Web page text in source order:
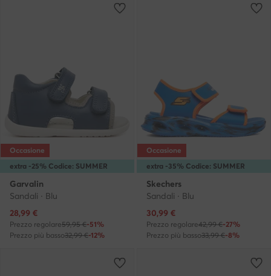
extra -25% Codice: SUMMER
Occasione
Garvalin
Sandali · Blu
Prezzo attuale
28,99 €
Prezzo regolare59,95 €-51%
Prezzo più basso32,99 €-12%
extra -35% Codice: SUMMER
Occasione
Skechers
Sandali · Blu
Prezzo attuale
30,99 €
Prezzo regolare42,99 €-27%
Prezzo più basso33,99 €-8%